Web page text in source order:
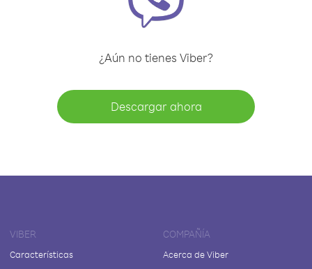
¿Aún no tienes Viber?
Descargar ahora
VIBER
Características
COMPAÑÍA
Acerca de Viber